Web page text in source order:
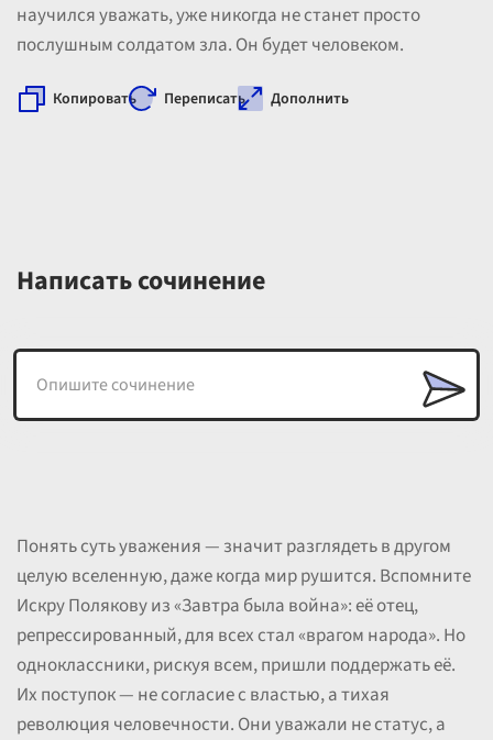
научился уважать, уже никогда не станет просто
послушным солдатом зла. Он будет человеком.
Копировать Переписать Дополнить
Написать сочинение
Понять суть уважения — значит разглядеть в другом
целую вселенную, даже когда мир рушится. Вспомните
Искру Полякову из «Завтра была война»: её отец,
репрессированный, для всех стал «врагом народа». Но
одноклассники, рискуя всем, пришли поддержать её.
Их поступок — не согласие с властью, а тихая
революция человечности. Они уважали не статус, а